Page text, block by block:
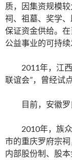
质，因集资规模
祠、祖墓、奖学、
保证资金供给。
公益事业的可持续
2011年，江
联谊会”，曾经试
目前，安徽
2010年，族
市的重庆罗府宗
内部股份制、股